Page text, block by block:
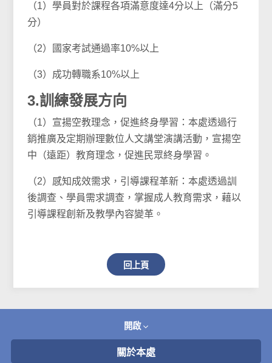
（1）學員對於課程各項滿意度達4分以上（滿分5
分）
（2）國家考試通過率10%以上
（3）成功轉職系10%以上
3.訓練發展方向
（1）宣揚空教理念，促進終身學習：本處透過行
銷推廣及定期辦理數位人文講堂演講活動，宣揚空
中（遠距）教育理念，促進民眾終身學習。
（2）感知成效需求，引導課程革新：本處透過訓
後調查、學員需求調查，掌握成人教育需求，藉以
引導課程創新及教學內容變革。
回上頁
開啟
關於本處